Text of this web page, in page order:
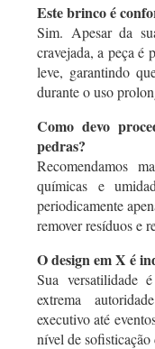
Este brinco é
Sim. Apesar da
cravejada, a peça é
leve, garantindo
durante o uso
Como devo
pedras?
Recomendamos
químicas e
periodicamente
remover resíduos e
O design em X é
Sua versatilidade
extrema
executivo até
nível de sofisticação